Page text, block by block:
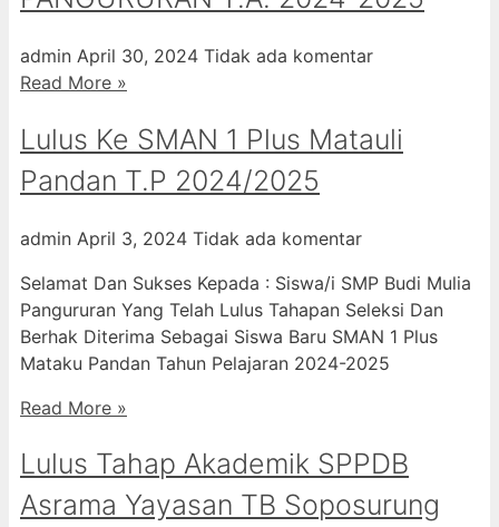
admin April 30, 2024 Tidak ada komentar
Read More »
Lulus Ke SMAN 1 Plus Matauli
Pandan T.P 2024/2025
admin April 3, 2024 Tidak ada komentar
Selamat Dan Sukses Kepada : Siswa/i SMP Budi Mulia
Pangururan Yang Telah Lulus Tahapan Seleksi Dan
Berhak Diterima Sebagai Siswa Baru SMAN 1 Plus
Mataku Pandan Tahun Pelajaran 2024-2025
Read More »
Lulus Tahap Akademik SPPDB
Asrama Yayasan TB Soposurung